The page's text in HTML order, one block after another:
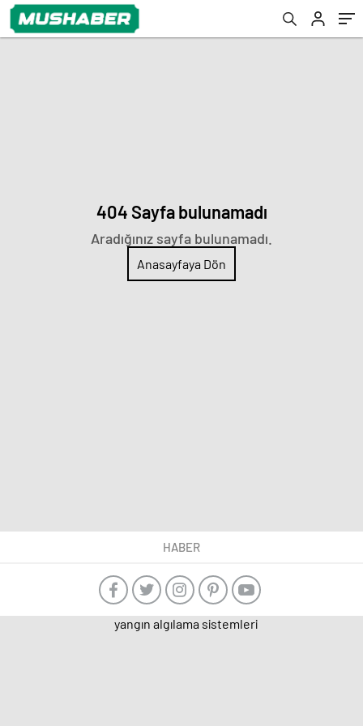
404 Sayfa bulunamadı
Aradığınız sayfa bulunamadı.
Anasayfaya Dön
HABER
yangın algılama sistemleri